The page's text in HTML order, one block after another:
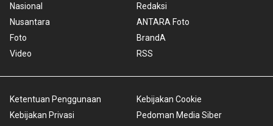
Nasional
Nusantara
Foto
Video
Redaksi
ANTARA Foto
BrandA
RSS
Ketentuan Penggunaan
Kebijakan Privasi
Kebijakan Cookie
Pedoman Media Siber